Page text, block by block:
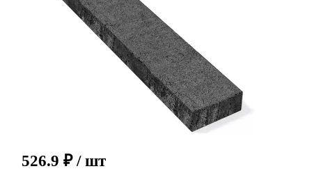
526.9 ₽ / шт